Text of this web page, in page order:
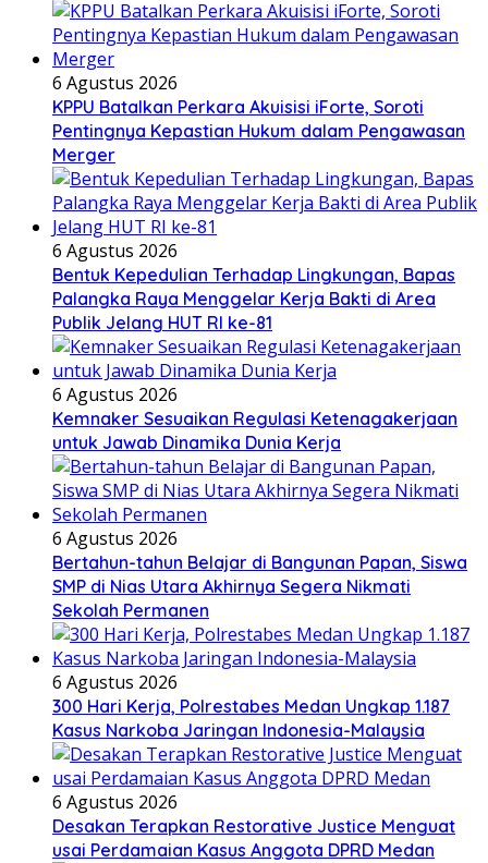
6 Agustus 2026
KPPU Batalkan Perkara Akuisisi iForte, Soroti
Pentingnya Kepastian Hukum dalam Pengawasan
Merger
6 Agustus 2026
Bentuk Kepedulian Terhadap Lingkungan, Bapas
Palangka Raya Menggelar Kerja Bakti di Area
Publik Jelang HUT RI ke-81
6 Agustus 2026
Kemnaker Sesuaikan Regulasi Ketenagakerjaan
untuk Jawab Dinamika Dunia Kerja
6 Agustus 2026
Bertahun-tahun Belajar di Bangunan Papan, Siswa
SMP di Nias Utara Akhirnya Segera Nikmati
Sekolah Permanen
6 Agustus 2026
300 Hari Kerja, Polrestabes Medan Ungkap 1.187
Kasus Narkoba Jaringan Indonesia-Malaysia
6 Agustus 2026
Desakan Terapkan Restorative Justice Menguat
usai Perdamaian Kasus Anggota DPRD Medan